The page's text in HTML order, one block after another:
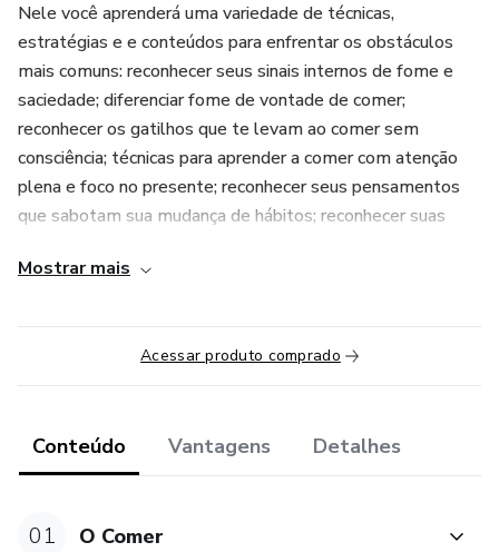
Nele você aprenderá uma variedade de técnicas,
estratégias e e conteúdos para enfrentar os obstáculos
mais comuns: reconhecer seus sinais internos de fome e
saciedade; diferenciar fome de vontade de comer;
reconhecer os gatilhos que te levam ao comer sem
consciência; técnicas para aprender a comer com atenção
plena e foco no presente; reconhecer seus pensamentos
que sabotam sua mudança de hábitos; reconhecer suas
adequadas; aprender os mecanismos da motivação e como
você; organizar o seu tempo e sua rotina para colocar em
prática; estratégias para lidar de forma mais leve com as
situações sociais; além de compreender a importância de
amor próprio e com o seu corpo
Mostrar mais
Acessar produto comprado
Conteúdo Vantagens Detalhes
01 O Comer